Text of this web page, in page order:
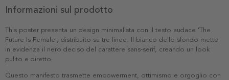
Informazioni sul prodotto
This poster presenta un design minimalista con il testo audace 'The
Future Is Female', distribuito su tre linee. Il bianco dello sfondo mette
in evidenza il nero deciso del carattere sans-serif, creando un look
pulito e diretto.
Questo manifesto trasmette empowerment, ottimismo e orgoglio con